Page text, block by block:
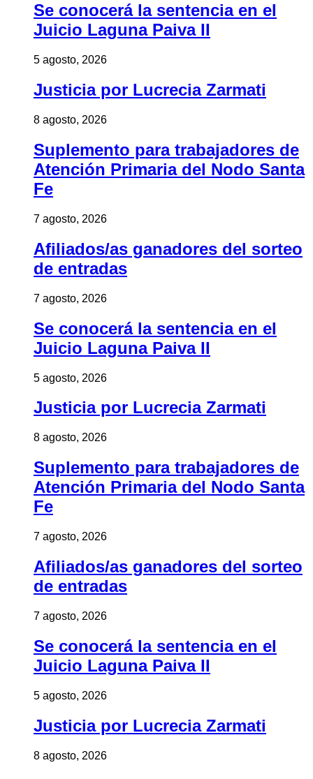
Se conocerá la sentencia en el
Juicio Laguna Paiva II
5 agosto, 2026
Justicia por Lucrecia Zarmati
8 agosto, 2026
Suplemento para trabajadores de
Atención Primaria del Nodo Santa
Fe
7 agosto, 2026
Afiliados/as ganadores del sorteo
de entradas
7 agosto, 2026
Se conocerá la sentencia en el
Juicio Laguna Paiva II
5 agosto, 2026
Justicia por Lucrecia Zarmati
8 agosto, 2026
Suplemento para trabajadores de
Atención Primaria del Nodo Santa
Fe
7 agosto, 2026
Afiliados/as ganadores del sorteo
de entradas
7 agosto, 2026
Se conocerá la sentencia en el
Juicio Laguna Paiva II
5 agosto, 2026
Justicia por Lucrecia Zarmati
8 agosto, 2026